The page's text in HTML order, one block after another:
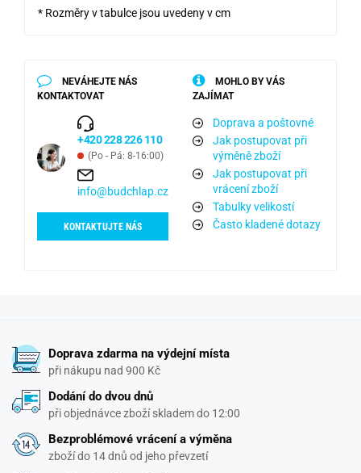
* Rozměry v tabulce jsou uvedeny v cm
NEVÁHEJTE NÁS
KONTAKTOVAT
+420 228 226 110
(Po - Pá: 8-16:00)
info@budchlap.cz
KONTAKTUJTE NÁS
MOHLO BY VÁS
ZAJÍMAT
Doprava a poštovné
Jak postupovat při
výměně zboží
Jak postupovat při
vrácení zboží
Tabulky velikostí
Často kladené dotazy
Doprava zdarma na výdejní místa
při nákupu nad 900 Kč
Dodání do dvou dnů
při objednávce zboží skladem do 12:00
Bezproblémové vrácení a výměna
zboží do 14 dnů od jeho převzetí